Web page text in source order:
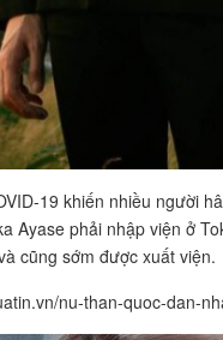
19 khiến nhiều người
Ayase phải nhập viện ở
cũng sớm được xuất viện.
nu-than-quoc-dan-